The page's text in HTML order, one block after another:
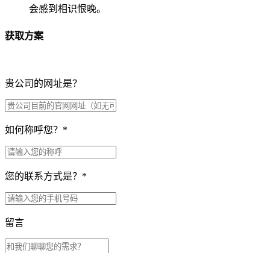
会感到相识恨晚。
获取方案
贵公司的网址是？
如何称呼您？ *
您的联系方式是？ *
留言